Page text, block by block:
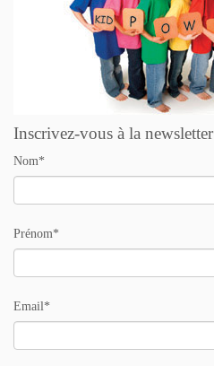
Inscrivez-vous à la newsletter
Nom*
Prénom*
Email*